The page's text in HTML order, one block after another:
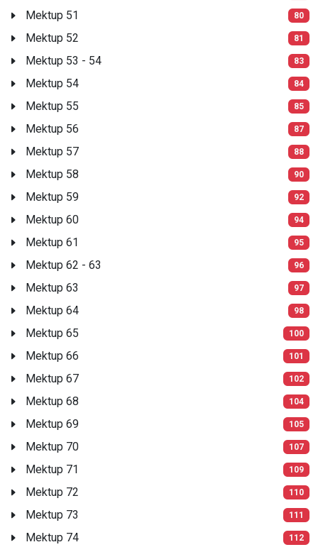
Mektup 51 80
Mektup 52 81
Mektup 53 - 54 83
Mektup 54 84
Mektup 55 85
Mektup 56 87
Mektup 57 88
Mektup 58 90
Mektup 59 92
Mektup 60 94
Mektup 61 95
Mektup 62 - 63 96
Mektup 63 97
Mektup 64 98
Mektup 65 100
Mektup 66 101
Mektup 67 102
Mektup 68 104
Mektup 69 105
Mektup 70 107
Mektup 71 109
Mektup 72 110
Mektup 73 111
Mektup 74 112